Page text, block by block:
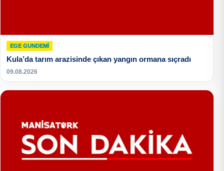
EGE GUNDEMİ
Kula’da tarım arazisinde çıkan yangın ormana sıçradı
09.08.2026